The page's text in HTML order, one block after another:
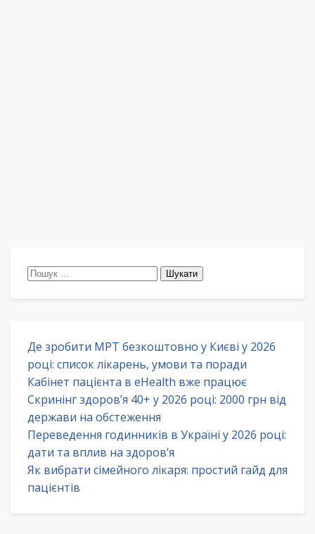
Пошук:
Де зробити МРТ безкоштовно у Києві у 2026
році: список лікарень, умови та поради
Кабінет пацієнта в eHealth вже працює
Скринінг здоров’я 40+ у 2026 році: 2000 грн від
держави на обстеження
Переведення годинників в Україні у 2026 році:
дати та вплив на здоров’я
Як вибрати сімейного лікаря: простий гайд для
пацієнтів